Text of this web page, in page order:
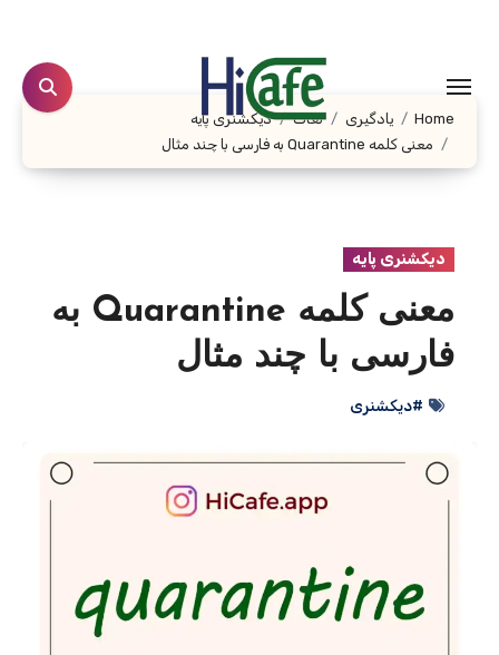
content
Home یادگیری لغات
دیکشنری پایه
معنی کلمه Quarantine به فارسی با چند مثال
دیکشنری پایه
معنی کلمه Quarantine به
فارسی با چند مثال
#دیکشنری